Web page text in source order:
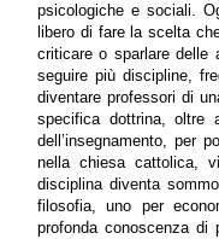
psicologiche e sociali.
libero di fare la scelta
criticare o sparlare delle
seguire più discipline,
diventare professori di
specifica dottrina, oltre
dell’insegnamento, per
nella chiesa cattolica,
disciplina diventa
filosofia, uno per
profonda conoscenza di